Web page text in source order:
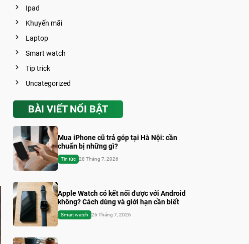
Ipad
Khuyến mãi
Laptop
Smart watch
Tip trick
Uncategorized
BÀI VIẾT NỔI BẬT
Mua iPhone cũ trả góp tại Hà Nội: cần
chuẩn bị những gì?
Tin tức 28 Tháng 7, 2026
Apple Watch có kết nối được với Android
không? Cách dùng và giới hạn cần biết
Smart watch 26 Tháng 7, 2026